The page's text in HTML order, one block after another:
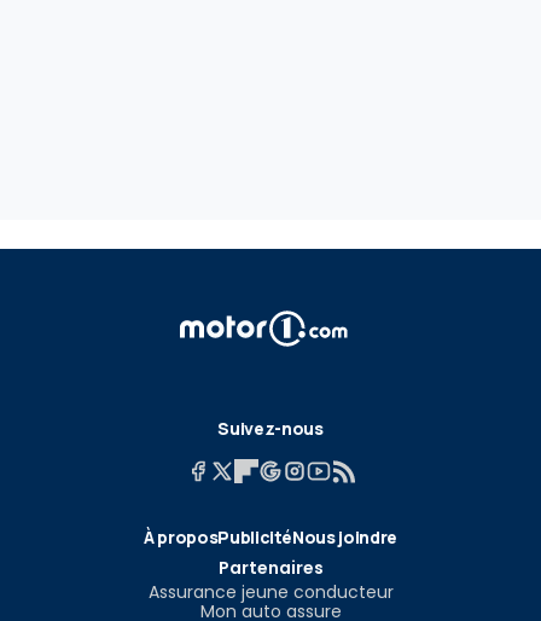
Suivez-nous
À proposPublicitéNous joindre
Partenaires
Assurance jeune conducteur
Mon auto assure